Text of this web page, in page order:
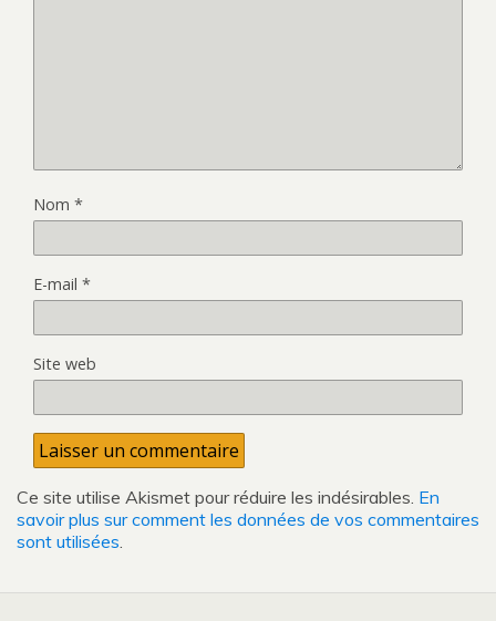
Nom *
E-mail *
Site web
Ce site utilise Akismet pour réduire les indésirables. En
savoir plus sur comment les données de vos commentaires
sont utilisées.